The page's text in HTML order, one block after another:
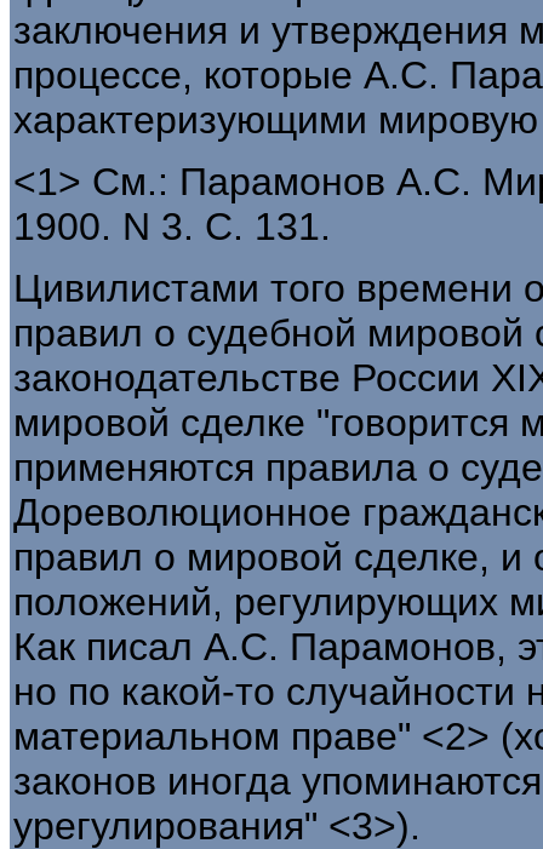
заключения и утверждения
процессе, которые А.С.
характеризующими мировую
<1> См.: Парамонов А.С.
1900. N 3. С. 131.
Цивилистами того времени
правил о судебной мировой
законодательстве России
мировой сделке
применяются правила о
Дореволюционное
правил о мировой сделке,
положений, регулирующих
Как писал А.С. Парамонов,
но по какой-то случайности
материальном праве" <2>
законов иногда
урегулирования" <3>).